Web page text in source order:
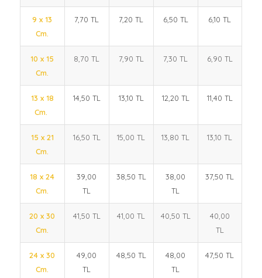
9 x 13
Cm.
7,70 TL 7,20 TL 6,50 TL 6,10 TL
10 x 15
Cm.
8,70 TL 7,90 TL 7,30 TL 6,90 TL
13 x 18
Cm.
14,50 TL 13,10 TL 12,20 TL 11,40 TL
15 x 21
Cm.
16,50 TL 15,00 TL 13,80 TL 13,10 TL
18 x 24
Cm.
39,00
TL
38,50 TL
38,00
TL
37,50 TL
20 x 30
Cm.
41,50 TL 41,00 TL 40,50 TL
40,00
TL
24 x 30
Cm.
49,00
TL
48,50 TL
48,00
TL
47,50 TL